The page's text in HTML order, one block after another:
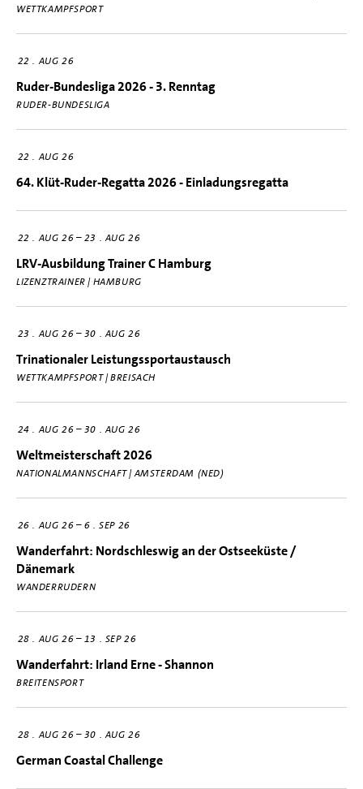
WETTKAMPFSPORT
22 AUG 26
Ruder-Bundesliga 2026 - 3. Renntag
RUDER-BUNDESLIGA
22 AUG 26
64. Klüt-Ruder-Regatta 2026 - Einladungsregatta
22 AUG 26–23 AUG 26
LRV-Ausbildung Trainer C Hamburg
LIZENZTRAINER | HAMBURG
23 AUG 26–30 AUG 26
Trinationaler Leistungssportaustausch
WETTKAMPFSPORT | BREISACH
24 AUG 26–30 AUG 26
Weltmeisterschaft 2026
NATIONALMANNSCHAFT | AMSTERDAM (NED)
26 AUG 26–6 SEP 26
Wanderfahrt: Nordschleswig an der Ostseeküste /
Dänemark
WANDERRUDERN
28 AUG 26–13 SEP 26
Wanderfahrt: Irland Erne - Shannon
BREITENSPORT
28 AUG 26–30 AUG 26
German Coastal Challenge